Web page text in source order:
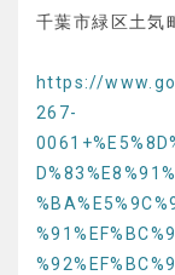
千葉市緑区土
https://
267-